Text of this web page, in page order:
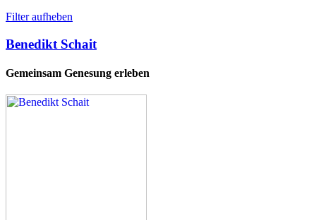
Filter aufheben
Benedikt Schait
Gemeinsam Genesung erleben